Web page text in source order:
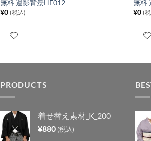
無料 遺影背景HF012
¥0 (税込)
無料
¥0 (
PRODUCTS
着せ替え素材_K_200
¥880 (税込)